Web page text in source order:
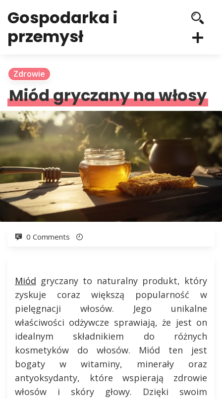
Gospodarka i
przemysł
Zdrowie
Miód gryczany na włosy
0 Comments
Miód gryczany to naturalny produkt, który
zyskuje coraz większą popularność w
pielęgnacji włosów. Jego unikalne
właściwości odżywcze sprawiają, że jest on
idealnym składnikiem do różnych
kosmetyków do włosów. Miód ten jest
bogaty w witaminy, minerały oraz
antyoksydanty, które wspierają zdrowie
włosów i skóry głowy. Dzięki swoim